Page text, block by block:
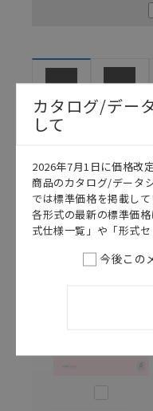
ので、ご使用にあたっ
うな用途に使用さ
危険を知らせたり
保できるよう設計さ
体の中で意図した
ていることを、必ず
カタログ/マニュア
ン事例は参考用で
置の機能や安全性
商品に接続される
のもそのまま記載
ている可能性があ
記載されているサ
え、ご用命下さい
カタログ マニュアル
日本
カタログ/デー
して
2026年7月1日に価格改
商品のカタログ/データ
では標準価格を掲載して
各形式の最新の標準価
式仕様一覧」や「形式セ
今後この